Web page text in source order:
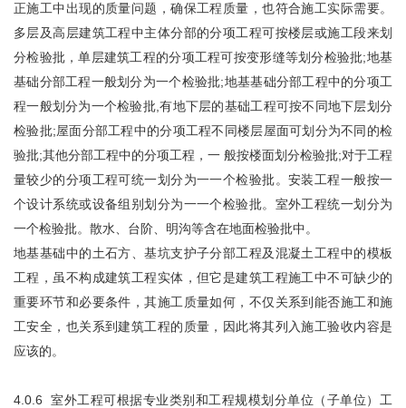
正施工中出现的质量问题，确保工程质量，也符合施工实际需要。
多层及高层建筑工程中主体分部的分项工程可按楼层或施工段来划
分检验批，单层建筑工程的分项工程可按变形缝等划分检验批;地基
基础分部工程一般划分为一个检验批;地基基础分部工程中的分项工
程一般划分为一个检验批,有地下层的基础工程可按不同地下层划分
检验批;屋面分部工程中的分项工程不同楼层屋面可划分为不同的检
验批;其他分部工程中的分项工程，一 般按楼面划分检验批;对于工程
量较少的分项工程可统一划分为一一个检验批。安装工程一般按一
个设计系统或设备组别划分为一一个检验批。室外工程统一划分为
一个检验批。散水、台阶、明沟等含在地面检验批中。
地基基础中的土石方、基坑支护子分部工程及混凝土工程中的模板
工程，虽不构成建筑工程实体，但它是建筑工程施工中不可缺少的
重要环节和必要条件，其施工质量如何，不仅关系到能否施工和施
工安全，也关系到建筑工程的质量，因此将其列入施工验收内容是
应该的。
4.0.6 室外工程可根据专业类别和工程规模划分单位（子单位）工